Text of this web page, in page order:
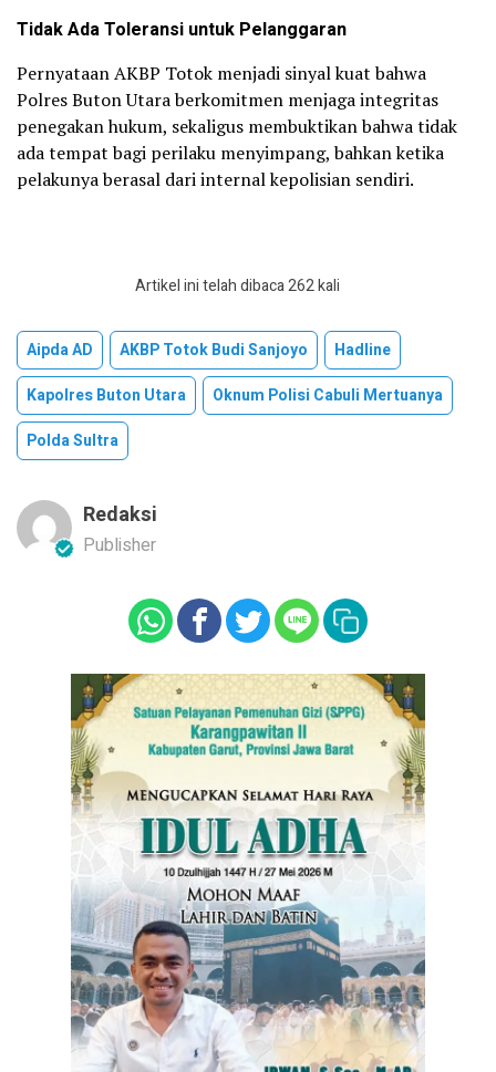
Tidak Ada Toleransi untuk Pelanggaran
Pernyataan AKBP Totok menjadi sinyal kuat bahwa
Polres Buton Utara berkomitmen menjaga integritas
penegakan hukum, sekaligus membuktikan bahwa tidak
ada tempat bagi perilaku menyimpang, bahkan ketika
pelakunya berasal dari internal kepolisian sendiri.
Artikel ini telah dibaca 262 kali
Aipda AD AKBP Totok Budi Sanjoyo
Hadline
Kapolres Buton Utara
Oknum Polisi Cabuli Mertuanya
Polda Sultra
Redaksi
Publisher